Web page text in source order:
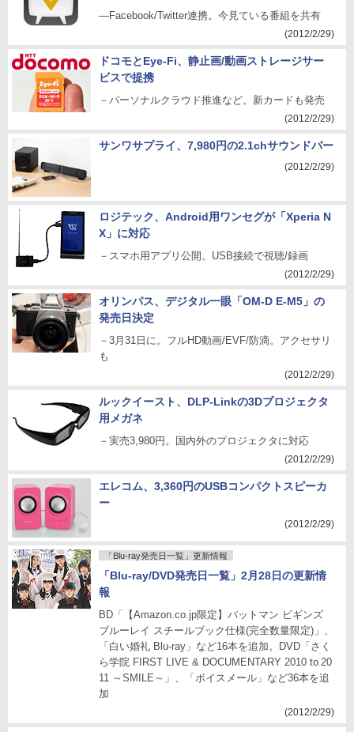
―Facebook/Twitter連携。今見ている番組を共有
(2012/2/29)
ドコモとEye-Fi、静止画/動画ストレージサー
ビスで提携
－パーソナルクラウド推進など。新カードも発売
(2012/2/29)
サンワサプライ、7,980円の2.1chサウンドバー
(2012/2/29)
ロジテック、Android用ワンセグが「Xperia N
X」に対応
－スマホ用アプリ公開。USB接続で視聴/録画
(2012/2/29)
オリンパス、デジタル一眼「OM-D E-M5」の
発売日決定
－3月31日に。フルHD動画/EVF/防滴。アクセサリ
も
(2012/2/29)
ルックイースト、DLP-Linkの3Dプロジェクタ
用メガネ
－実売3,980円。国内外のプロジェクタに対応
(2012/2/29)
エレコム、3,360円のUSBコンパクトスピーカ
ー
(2012/2/29)
「Blu-ray発売日一覧」更新情報
「Blu-ray/DVD発売日一覧」2月28日の更新情
報
BD「【Amazon.co.jp限定】バットマン ビギンズ
ブルーレイ スチールブック仕様(完全数量限定)」、
「白い婚礼 Blu-ray」など16本を追加。DVD「さく
ら学院 FIRST LIVE & DOCUMENTARY 2010 to 20
11 ～SMILE～」、「ボイスメール」など36本を追
加
(2012/2/29)